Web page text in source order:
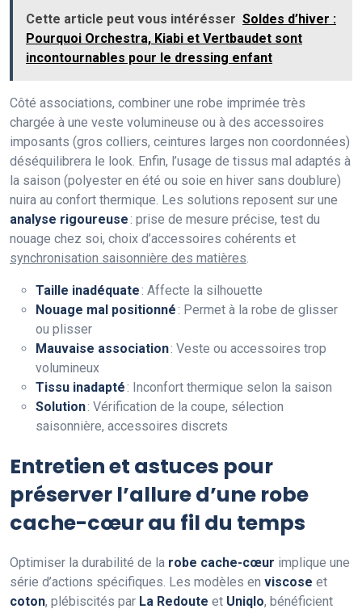
Cette article peut vous intérésser Soldes d’hiver :
Pourquoi Orchestra, Kiabi et Vertbaudet sont
incontournables pour le dressing enfant
Côté associations, combiner une robe imprimée très
chargée à une veste volumineuse ou à des accessoires
imposants (gros colliers, ceintures larges non coordonnées)
déséquilibrera le look. Enfin, l’usage de tissus mal adaptés à
la saison (polyester en été ou soie en hiver sans doublure)
nuira au confort thermique. Les solutions reposent sur une
analyse rigoureuse: prise de mesure précise, test du
nouage chez soi, choix d’accessoires cohérents et
synchronisation saisonnière des matières
Taille inadéquate: Affecte la silhouette
Nouage mal positionné: Permet à la robe de glisser
ou plisser
Mauvaise association: Veste ou accessoires trop
volumineux
Tissu inadapté: Inconfort thermique selon la saison
Solution: Vérification de la coupe, sélection
saisonnière, accessoires discrets
Entretien et astuces pour
préserver l’allure d’une robe
cache-cœur au fil du temps
Optimiser la durabilité de la robe cache-cœur implique une
série d’actions spécifiques. Les modèles en viscose et
coton, plébiscités par La Redoute et Uniqlo, bénéficient